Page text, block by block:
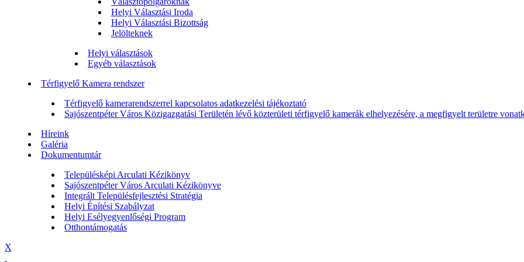
Helyi Választási Iroda
Helyi Választási Bizottság
Jelölteknek
Helyi választások
Egyéb választások
Térfigyelő Kamera rendszer
Térfigyelő kamerarendszerrel kapcsolatos adatkezelési tájékoztató
Sajószentpéter Város Közigazgatási Területén lévő közterületi térfigyelő kamerák elhelyezésére, a megfigyelt területre
Híreink
Galéria
Dokumentumtár
Településképi Arculati Kézikönyv
Sajószentpéter Város Arculati Kézikönyve
Integrált Településfejlesztési Stratégia
Helyi Építési Szabályzat
Helyi Esélyegyenlőségi Program
Otthontámogatás
X